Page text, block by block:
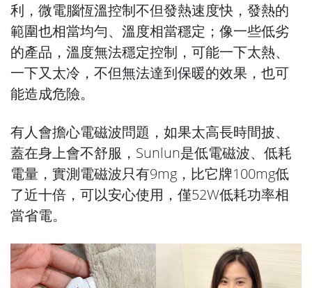
利，微電腦恆溫控制不但發熱速度快，發熱的
範圍也相當均勻、溫度相當穩定；像一些低劣
的產品，溫度無法穩定控制，可能一下太熱、
一下又太冷，不但無法達到保暖的效果，也可
能造成危險。
有人會擔心電磁波問題，如果太高長時間披、
蓋在身上會不舒服，Sunlun是低電磁波、低耗
電量，實測電磁波只有9mg，比它牌100mg低
了近十倍，可以安心使用，僅52W低耗功率相
當省電。